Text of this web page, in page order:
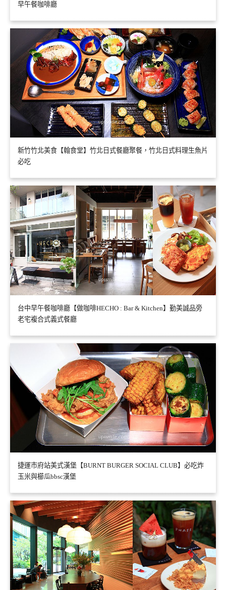
早午餐咖啡廳
新竹竹北美食【翰食堂】竹北日式餐廳聚餐，竹北日式料理生魚片
必吃
台中早午餐咖啡廳【做咖啡HECHO : Bar & Kitchen】勤美誠品旁
老宅複合式義式餐廳
捷運市府站美式漢堡【BURNT BURGER SOCIAL CLUB】必吃炸
玉米與櫛瓜bbsc漢堡